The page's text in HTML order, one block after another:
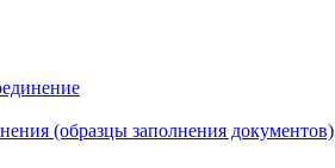
(образцы заполнения документов)